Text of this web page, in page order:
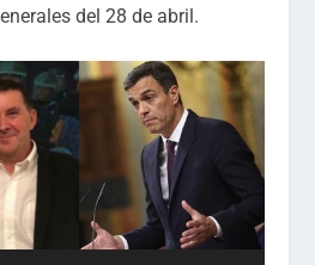
del 28 de abril.